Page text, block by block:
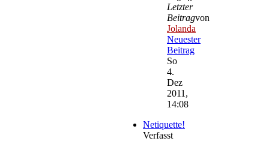
Letzter
Beitragvon
Jolanda
Neuester
Beitrag
So
4.
Dez
2011,
14:08
Netiquette!
Verfasst